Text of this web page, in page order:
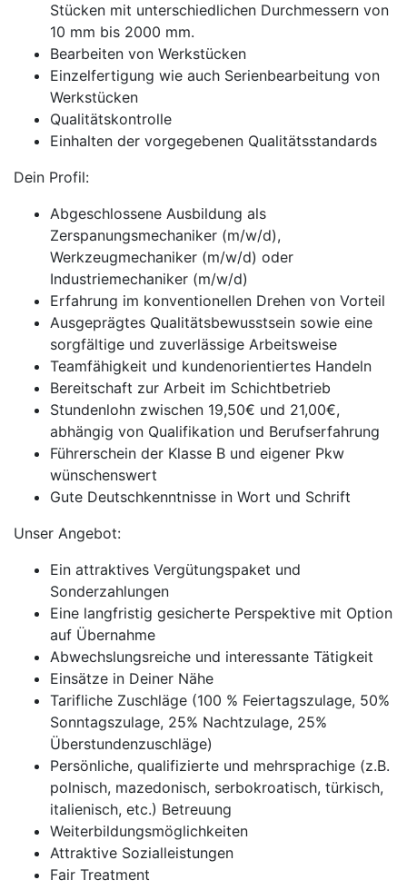
Stücken mit unterschiedlichen Durchmessern von
10 mm bis 2000 mm.
Bearbeiten von Werkstücken
Einzelfertigung wie auch Serienbearbeitung von
Werkstücken
Qualitätskontrolle
Einhalten der vorgegebenen Qualitätsstandards
Dein Profil:
Abgeschlossene Ausbildung als
Zerspanungsmechaniker (m/w/d),
Werkzeugmechaniker (m/w/d) oder
Industriemechaniker (m/w/d)
Erfahrung im konventionellen Drehen von Vorteil
Ausgeprägtes Qualitätsbewusstsein sowie eine
sorgfältige und zuverlässige Arbeitsweise
Teamfähigkeit und kundenorientiertes Handeln
Bereitschaft zur Arbeit im Schichtbetrieb
Stundenlohn zwischen 19,50€ und 21,00€,
abhängig von Qualifikation und Berufserfahrung
Führerschein der Klasse B und eigener Pkw
wünschenswert
Gute Deutschkenntnisse in Wort und Schrift
Unser Angebot:
Ein attraktives Vergütungspaket und
Sonderzahlungen
Eine langfristig gesicherte Perspektive mit Option
auf Übernahme
Abwechslungsreiche und interessante Tätigkeit
Einsätze in Deiner Nähe
Tarifliche Zuschläge (100 % Feiertagszulage, 50%
Sonntagszulage, 25% Nachtzulage, 25%
Überstundenzuschläge)
Persönliche, qualifizierte und mehrsprachige (z.B.
polnisch, mazedonisch, serbokroatisch, türkisch,
italienisch, etc.) Betreuung
Weiterbildungsmöglichkeiten
Attraktive Sozialleistungen
Fair Treatment